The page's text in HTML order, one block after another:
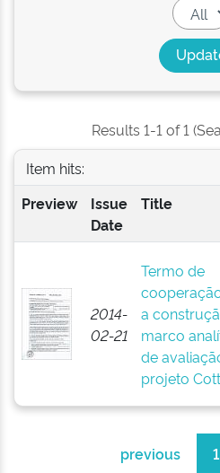
Results 1-1 of 1
Item hits:
Preview
Issue
Date
Title
2014-
02-21
Termo de
a
marco
de
projeto
previous 1